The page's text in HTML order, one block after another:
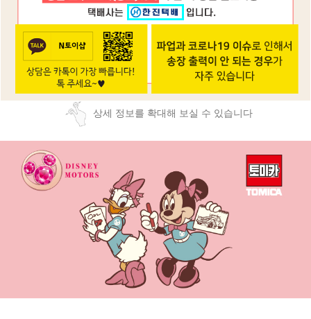
상세 정보를 확대해 보실 수 있습니다